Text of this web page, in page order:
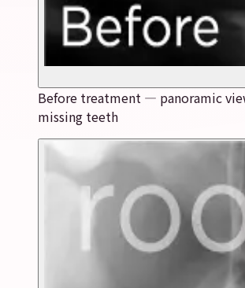
Before treatment — panoramic
missing teeth